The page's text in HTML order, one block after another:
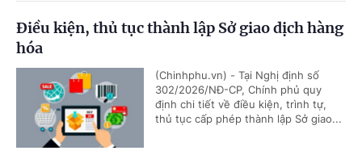
Điều kiện, thủ tục thành lập Sở giao dịch hàng
hóa
(Chinhphu.vn) - Tại Nghị định số
302/2026/NĐ-CP, Chính phủ quy
định chi tiết về điều kiện, trình tự,
thủ tục cấp phép thành lập Sở giao...